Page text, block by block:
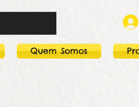
Quem Somos